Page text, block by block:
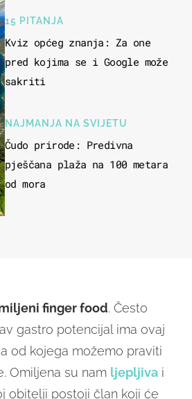
15 PITANJA
Kviz općeg znanja: Za one
pred kojima se i Google može
sakriti
NAJMANJA NA SVIJETU
Čudo prirode: Predivna
pješčana plaža na 100 metara
od mora
finger food. Često
gastro potencijal ima ovaj
od kojega možemo praviti
Omiljena su nam ljepljiva i
obitelji postoji član koji će